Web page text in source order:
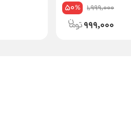
1,999,000
50%
999,000